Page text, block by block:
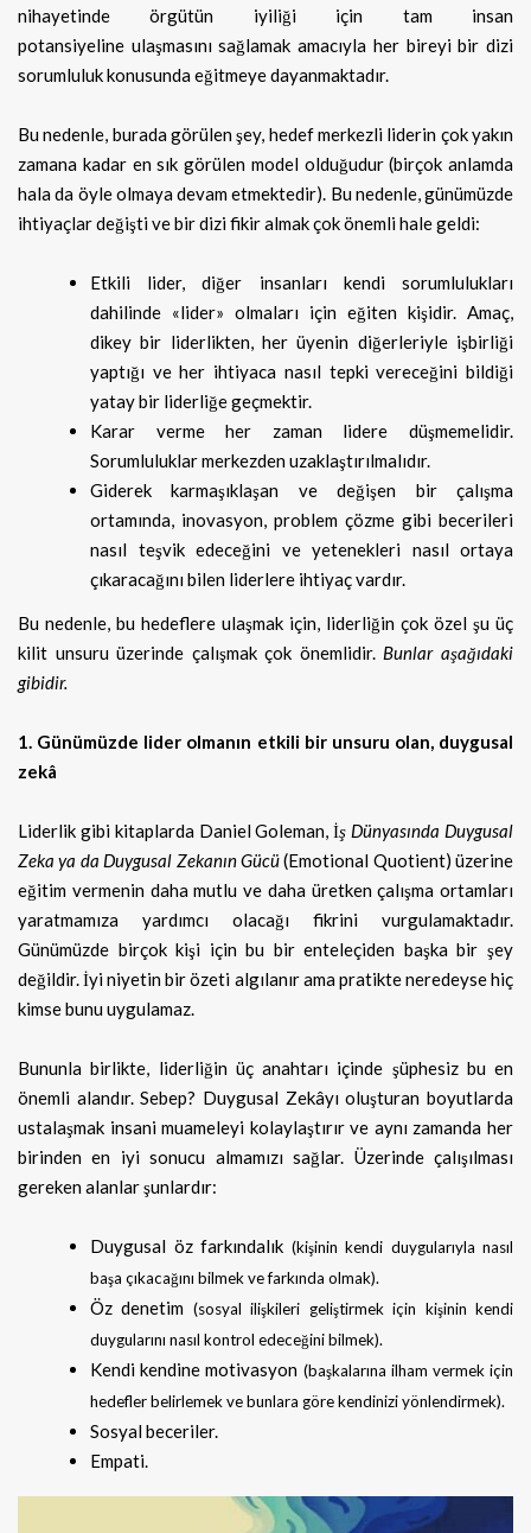
nihayetinde örgütün iyiliği için tam insan
potansiyeline ulaşmasını sağlamak amacıyla her bireyi bir dizi
sorumluluk konusunda eğitmeye dayanmaktadır.
Bu nedenle, burada görülen şey, hedef merkezli liderin çok yakın
zamana kadar en sık görülen model olduğudur (birçok anlamda
hala da öyle olmaya devam etmektedir). Bu nedenle, günümüzde
ihtiyaçlar değişti ve bir dizi fikir almak çok önemli hale geldi:
Etkili lider, diğer insanları kendi sorumlulukları
dahilinde «lider» olmaları için eğiten kişidir. Amaç,
dikey bir liderlikten, her üyenin diğerleriyle işbirliği
yaptığı ve her ihtiyaca nasıl tepki vereceğini bildiği
yatay bir liderliğe geçmektir.
Karar verme her zaman lidere düşmemelidir.
Sorumluluklar merkezden uzaklaştırılmalıdır.
Giderek karmaşıklaşan ve değişen bir çalışma
ortamında, inovasyon, problem çözme gibi becerileri
nasıl teşvik edeceğini ve yetenekleri nasıl ortaya
çıkaracağını bilen liderlere ihtiyaç vardır.
Bu nedenle, bu hedeflere ulaşmak için, liderliğin çok özel şu üç
kilit unsuru üzerinde çalışmak çok önemlidir.Bunlar aşağıdaki
gibidir.
1. Günümüzde lider olmanın etkili bir unsuru olan, duygusal
zekâ
Liderlik gibi kitaplarda Daniel Goleman, İş Dünyasında Duygusal
Zeka ya da Duygusal Zekanın Gücü(Emotional Quotient) üzerine
eğitim vermenin daha mutlu ve daha üretken çalışma ortamları
yaratmamıza yardımcı olacağı fikrini vurgulamaktadır.
Günümüzde birçok kişi için bu bir enteleçiden başka bir şey
değildir. İyi niyetin bir özeti algılanır ama pratikte neredeyse hiç
kimse bunu uygulamaz.
Bununla birlikte, liderliğin üç anahtarı içinde şüphesiz bu en
önemli alandır. Sebep? Duygusal Zekâyı oluşturan boyutlarda
ustalaşmak insani muameleyi kolaylaştırır ve aynı zamanda her
birinden en iyi sonucu almamızı sağlar. Üzerinde çalışılması
gereken alanlar şunlardır:
Duygusal öz farkındalık (kişinin kendi duygularıyla nasıl
başa çıkacağını bilmek ve farkında olmak).
Öz denetim (sosyal ilişkileri geliştirmek için kişinin kendi
duygularını nasıl kontrol edeceğini bilmek).
Kendi kendine motivasyon (başkalarına ilham vermek için
hedefler belirlemek ve bunlara göre kendinizi yönlendirmek).
Sosyal beceriler.
Empati.